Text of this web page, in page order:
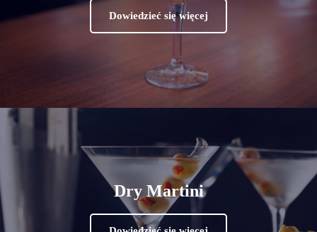
Dowiedzieć się więcej
Dry Martini